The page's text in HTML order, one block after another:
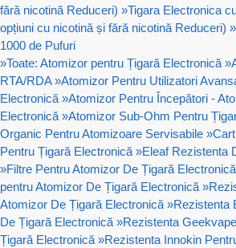
fără nicotină Reduceri) »Tigara Electronica
opțiuni cu nicotină și fără nicotină Reduceri) »
1000 de Pufuri
»Toate: Atomizor pentru Țigară Electronică »
RTA/RDA »Atomizor Pentru Utilizatori
Electronică »Atomizor Pentru Începători -
Electronică »Atomizor Sub-Ohm Pentru
Organic Pentru Atomizoare Servisabile »
Pentru Țigară Electronică »Eleaf Rezistenta
»Filtre Pentru Atomizor De Țigară Electronică
pentru Atomizor De Țigară Electronică »
Atomizor De Țigară Electronică »Rezistenta
De Țigară Electronică »Rezistenta
Țigară Electronică »Rezistenta Innokin